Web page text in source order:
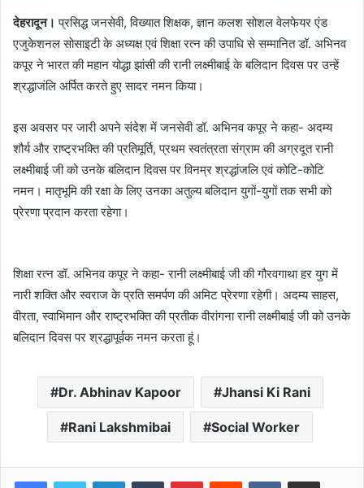
देहरादून। प्रसिद्ध जनसेवी, विख्यात शिक्षक, ज्ञान कलश सोशल वेलफेयर एंड
एजुकेशनल सोसाइटी के अध्यक्ष एवं शिक्षा रत्न की उपाधि से सम्मानित डॉ. अभिनव
कपूर ने भारत की महान योद्धा झांसी की रानी लक्ष्मीबाई के बलिदान दिवस पर उन्हें
श्रद्धाजंलि अर्पित करते हुए सादर नमन किया।
इस अवसर पर जारी अपने संदेश में जनसेवी डॉ. अभिनव कपूर ने कहा- अदम्य
शौर्य और राष्ट्रभक्ति की प्रतिमूर्ति, प्रथम स्वतंत्रता संग्राम की अग्रदूत रानी
लक्ष्मीबाई जी को उनके बलिदान दिवस पर विनम्र श्रद्धांजलि एवं कोटि-कोटि
नमन। मातृभूमि की रक्षा के लिए उनका अतुल्य बलिदान युगों-युगों तक सभी को
प्रेरणा प्रदान करता रहेगा।
शिक्षा रत्न डॉ. अभिनव कपूर ने कहा- रानी लक्ष्मीबाई जी की गौरवगाथा हर युग में
नारी शक्ति और स्वराज के प्रति समर्पण की अमिट प्रेरणा रहेगी। अदम्य साहस,
वीरता, स्वाभिमान और राष्ट्रभक्ति की प्रतीक वीरांगना रानी लक्ष्मीबाई जी को उनके
बलिदान दिवस पर श्रद्धापूर्वक नमन करता हूं।
Dr. Abhinav Kapoor Jhansi Ki Rani
Rani Lakshmibai Social Worker